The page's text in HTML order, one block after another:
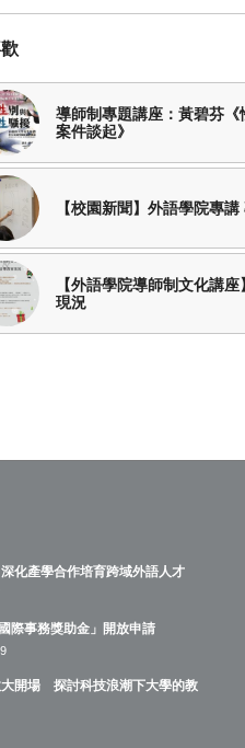
導師制專題講座：黃碧芬
案件談起》
【校園新聞】外語學院專
【外語學院導師制文化講
現況
化產學合作培育跨域外語人才
際事務獎助金」開放申請
開場 探討科技浪潮下大學的教